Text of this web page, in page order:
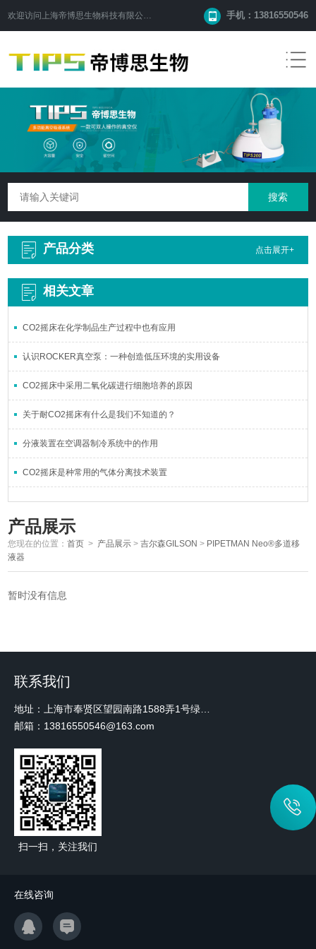
欢迎访问 上海帝博思生物科技有限公司 手机：13816550546
产品分类 点击展开+
相关文章
CO2摇床在化学制品生产过程中也有应用
认识ROCKER真空泵：一种创造低压环境的实用设备
CO2摇床中采用二氧化碳进行细胞培养的原因
关于耐CO2摇床有什么是我们不知道的？
分液装置在空调器制冷系统中的作用
CO2摇床是种常用的气体分离技术装置
产品展示
您现在的位置：首页 > 产品展示 >吉尔森GILSON > PIPETMAN Neo®多道移
液器
暂时没有信息
联系我们
邮箱：13816550546@163.com
扫一扫，关注我们
在线咨询